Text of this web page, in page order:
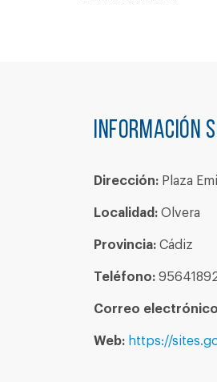
Información
Dirección: Plaza
Localidad: Olvera
Provincia: Cádiz
Teléfono:
Correo
Web: https://